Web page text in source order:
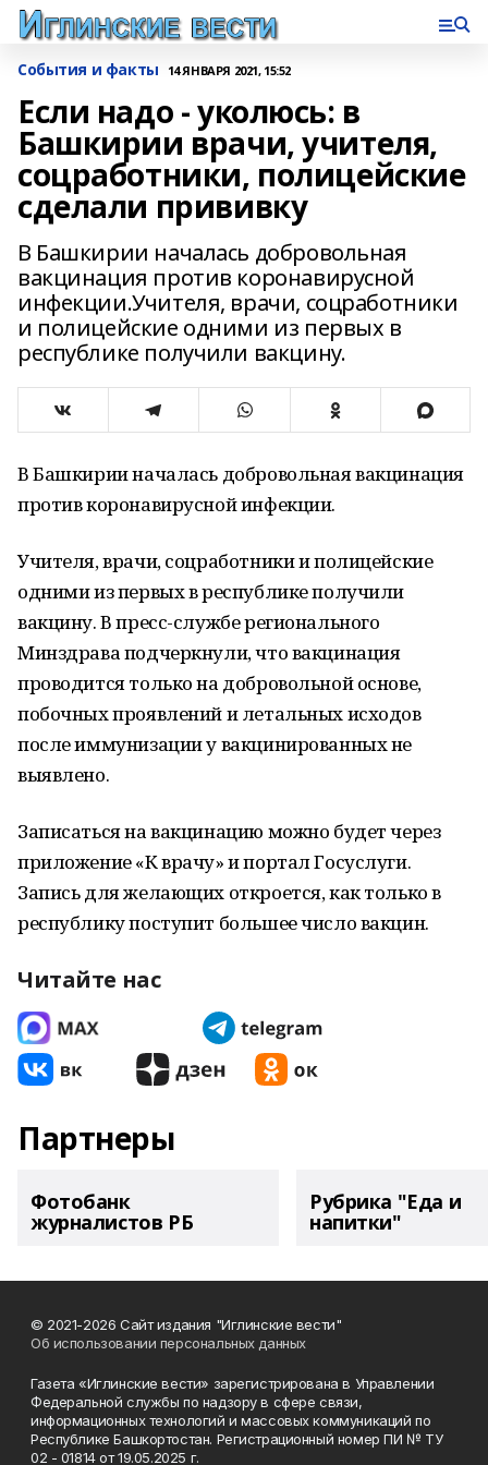
События и факты 14 ЯНВАРЯ 2021, 15:52
Если надо - уколюсь: в
Башкирии врачи, учителя,
соцработники, полицейские
сделали прививку
В Башкирии началась добровольная
вакцинация против коронавирусной
инфекции.Учителя, врачи, соцработники
и полицейские одними из первых в
республике получили вакцину.
В Башкирии началась добровольная вакцинация
против коронавирусной инфекции.
Учителя, врачи, соцработники и полицейские
одними из первых в республике получили
вакцину. В пресс-службе регионального
Минздрава подчеркнули, что вакцинация
проводится только на добровольной основе,
побочных проявлений и летальных исходов
после иммунизации у вакцинированных не
выявлено.
Записаться на вакцинацию можно будет через
приложение «К врачу» и портал Госуслуги.
Запись для желающих откроется, как только в
республику поступит большее число вакцин.
Читайте нас
Партнеры
Фотобанк
журналистов РБ
Рубрика "Еда и
напитки"
© 2021-2026 Сайт издания "Иглинские вести"
Об использовании персональных данных
Газета «Иглинские вести» зарегистрирована в Управлении
Федеральной службы по надзору в сфере связи,
информационных технологий и массовых коммуникаций по
Республике Башкортостан. Регистрационный номер ПИ № ТУ
02 - 01814 от 19.05.2025 г.